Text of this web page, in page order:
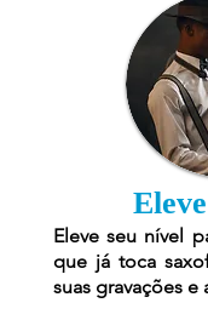
Eleve seu nível
que já toca
suas gravações e